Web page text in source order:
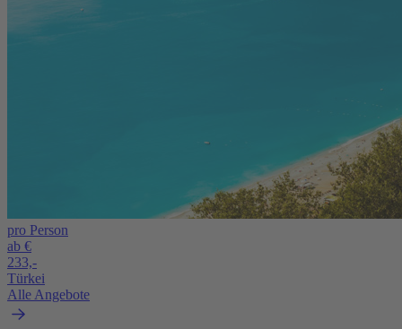
pro Person
ab €
233,-
Türkei
Alle Angebote